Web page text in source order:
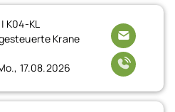
K04-KL
Krane
17.08.2026